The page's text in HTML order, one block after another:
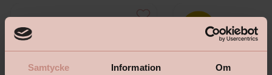
Samtycke Information Om